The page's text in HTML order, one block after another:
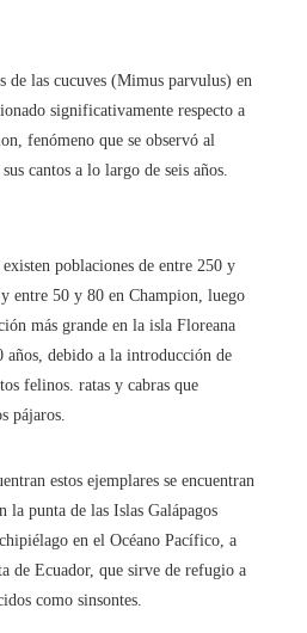
de las cucuves (Mimus parvulus) en
significativamente respecto a
fenómeno que se observó al
cantos a lo largo de seis años.
poblaciones de entre 250 y
entre 50 y 80 en Champion, luego
más grande en la isla Floreana
años, debido a la introducción de
felinos. ratas y cabras que
pájaros.
estos ejemplares se encuentran
la punta de las Islas Galápagos
en el Océano Pacífico, a
de Ecuador, que sirve de refugio a
como sinsontes.